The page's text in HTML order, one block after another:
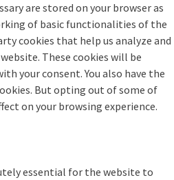
are stored on your browser as
of basic functionalities of the
cookies that help us analyze and
These cookies will be
your consent. You also have the
But opting out of some of
on your browsing experience.
essential for the website to